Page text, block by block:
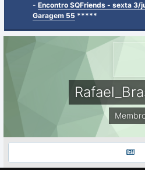
- Encontro SQFriends - sexta 3/
Garagem 55 *****